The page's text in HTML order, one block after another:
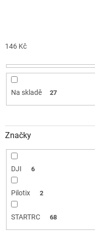
o
u
ů
146 Kč
Na skladě 27
Značky
DJI 6
Pilotix 2
STARTRC 68